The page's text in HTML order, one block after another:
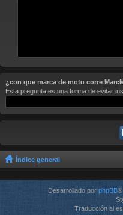
¿con que marca de moto corre
Esta pregunta es una forma de evitar
Índice general
Desarrollado por phpBB®
Traducción al